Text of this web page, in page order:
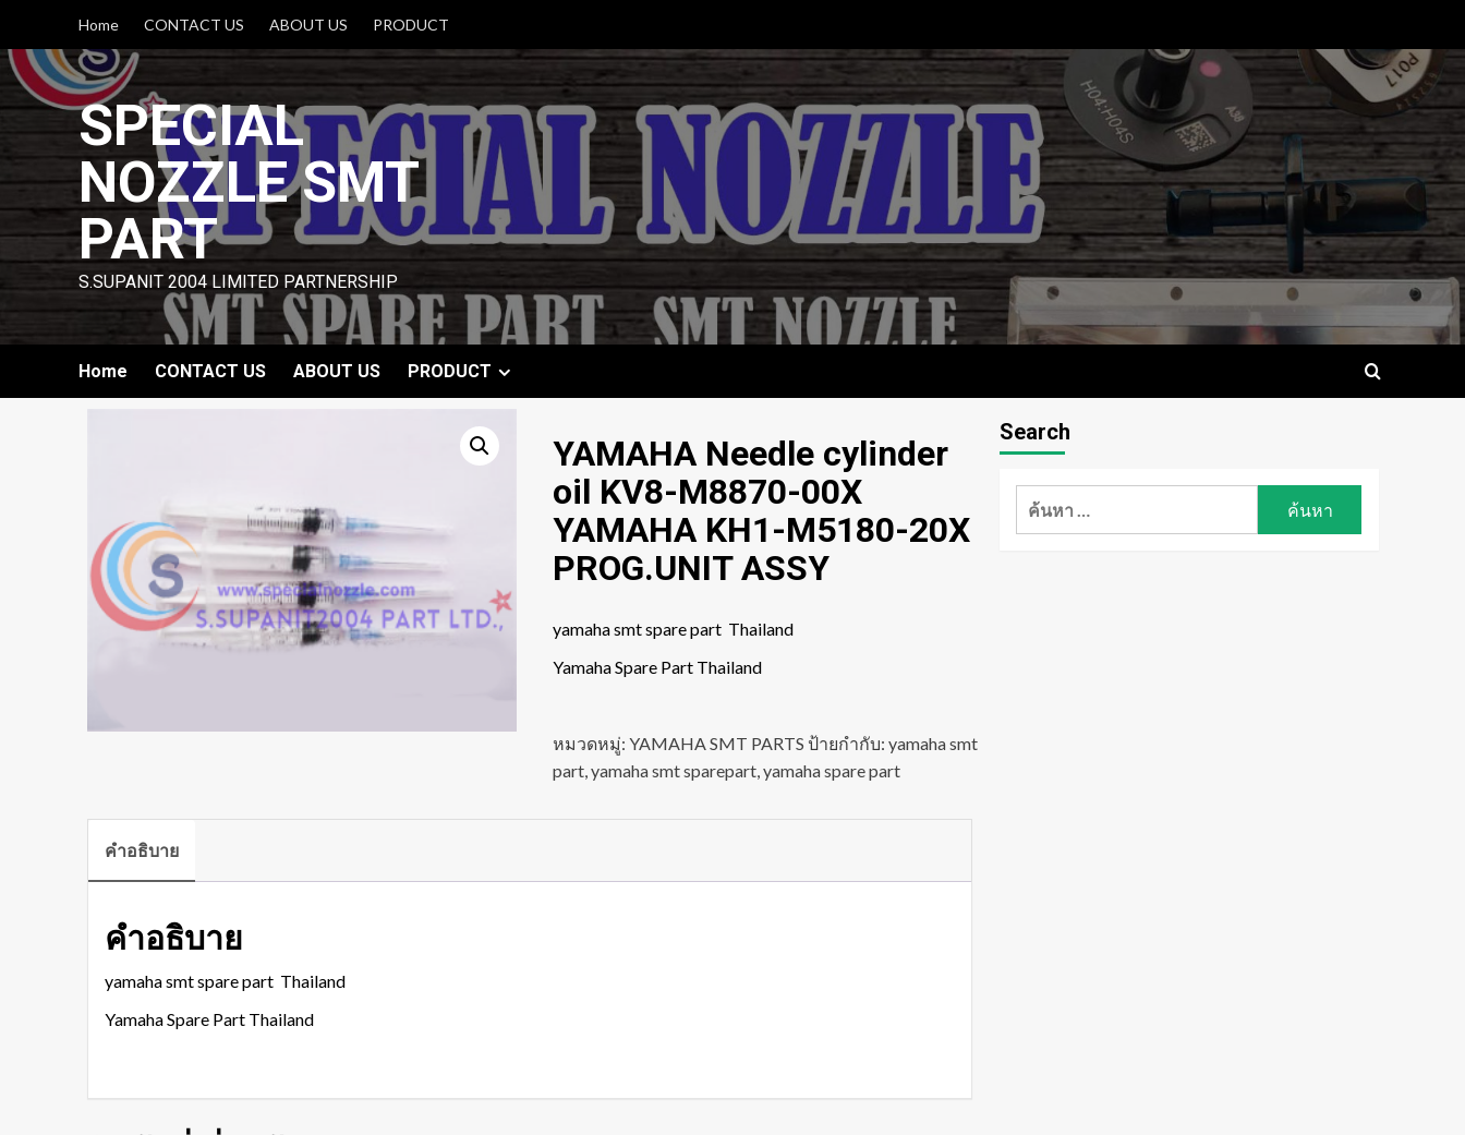
content
Home CONTACT US ABOUT US PRODUCT
SPECIAL
NOZZLE SMT
PART
S.SUPANIT 2004 LIMITED PARTNERSHIP
Home CONTACT US ABOUT US PRODUCT
YAMAHA Needle cylinder
oil KV8-M8870-00X
YAMAHA KH1-M5180-20X
PROG.UNIT ASSY
yamaha smt spare part Thailand
Yamaha Spare Part Thailand
หมวดหมู่: YAMAHA SMT PARTS ป้ายกำกับ: yamaha smt
part,yamaha smt sparepart,yamaha spare part
คำอธิบาย
คำอธิบาย
yamaha smt spare part Thailand
Yamaha Spare Part Thailand
Search
ค้นหา